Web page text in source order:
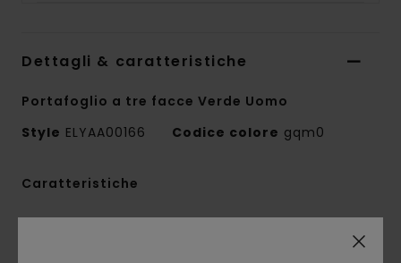
Dettagli & caratteristiche
Portafoglio a tre facce Verde Uomo
Style ELYAA00166 Codice colore gqm0
Caratteristiche
finta pelle testurizzata in misto di di